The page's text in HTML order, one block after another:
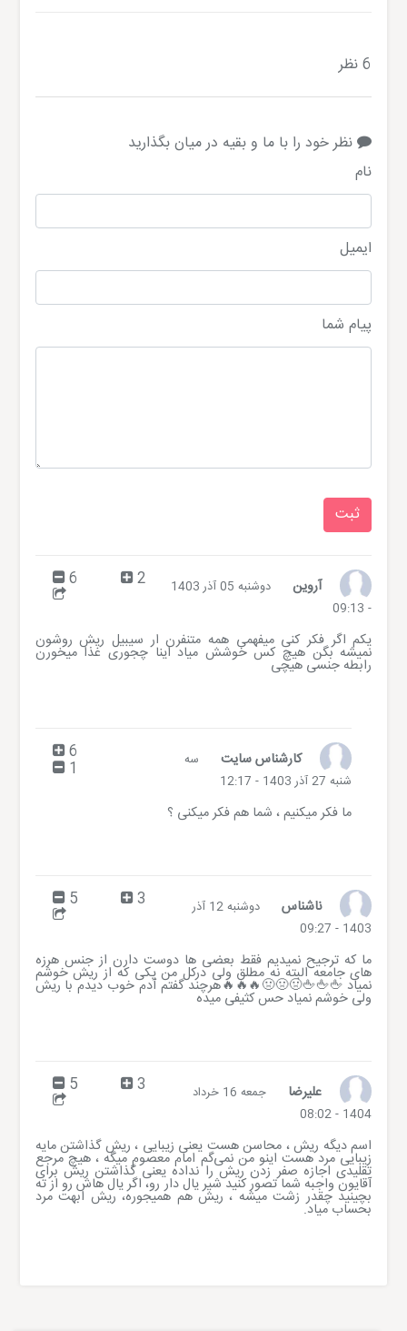
6 نظر
نظر خود را با ما و بقیه در میان بگذارید
نام
ایمیل
پیام شما
آروین
دوشنبه 05 آذر 1403
- 09:13
2
6
یکم اگر فکر کنی میفهمی همه متنفرن ار سیبیل ریش روشون
نمیشه بگن هیچ کس خوشش میاد اینا چجوری غذا میخورن
رابطه جنسی هیچی
کارشناس سایت
سه
شنبه 27 آذر 1403 - 12:17
6
1
ما فکر میکنیم ، شما هم فکر میکنی ؟
ناشناس
دوشنبه 12 آذر
1403 - 09:27
3
5
ما که ترجیح نمیدیم فقط بعضی ها دوست دارن از جنس هرزه
های جامعه البته نه مطلق ولی درکل من یکی که از ریش خوشم
نمیاد 🖕🖕🖕🤢🤢🤢🔥🔥🔥هرچند گفتم آدم خوب دیدم با ریش
ولی خوشم نمیاد حس کثیفی میده
علیرضا
جمعه 16 خرداد
1404 - 08:02
3
5
اسم دیگه ریش ، محاسن هست یعنی زیبایی ، ریش گذاشتن مایه
زیبایی مرد هست اینو من نمی‌گم امام معصوم میگه ، هیچ مرجع
تقلیدی اجازه صفر زدن ریش را نداده یعنی گذاشتن ریش برای
آقایون واجبه شما تصور کنید شیر یال دار رو، اگر یال هاش رو از ته
بچینید چقدر زشت میشه ، ریش هم همیجوره، ریش ابهت مرد
بحساب میاد.